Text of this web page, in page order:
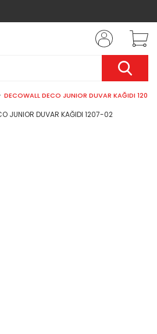
DECOWALL DECO JUNIOR DUVAR KAĞIDI